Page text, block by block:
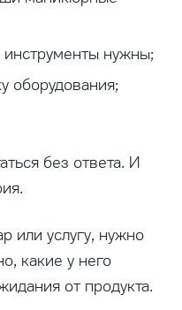
нужны;
оборудования;
без ответа. И
или услугу, нужно
какие у него
от продукта.